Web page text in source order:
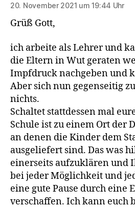
20. November 2021 um 19:44 Uhr
Grüß Gott,
ich arbeite als Lehrer und
die Eltern in Wut geraten
Impfdruck nachgeben und
Aber sich nun gegenseitig
nichts.
Schaltet stattdessen mal
Schule ist zu einem Ort der
an denen die Kinder dem
ausgeliefert sind. Das was
einerseits aufzuklären und
bei jeder Möglichkeit und
eine gute Pause durch eine
verschaffen. Ich kann euch